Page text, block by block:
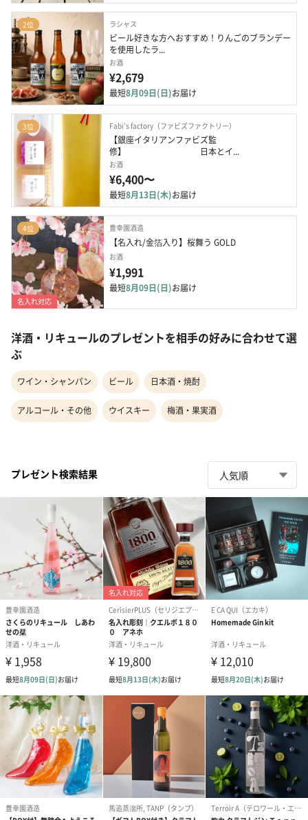
2位 ラシャス
ビール好きな方へおすすめ！りんごのブランデー
を使用したラ...
お酒
¥2,679
最短8月09日(日)お届け
3位 Fabi’s factory（ファビズファクトリー）
【銀座イタリアンファビズ監
修】　　　　　　　　　日本とイ...
お酒
¥6,400〜
最短8月13日(木)お届け
4位
名入れ対応
豊幸園酒造
【名入れ/金箔入り】桜舞う GOLD
お酒
¥1,991
最短8月09日(日)お届け
洋酒・リキュールのプレゼントを相手の好みに合わせて選
ぶ
ワイン・シャンパン ビール 日本酒・焼酎
アルコール・その他 ウイスキー 梅酒・果実酒
プレゼント検索結果